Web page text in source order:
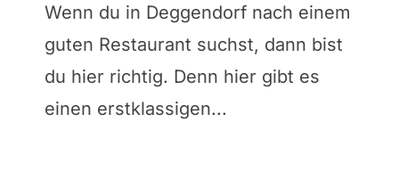
Wenn du in Deggendorf nach einem
guten Restaurant suchst, dann bist
du hier richtig. Denn hier gibt es
einen erstklassigen...